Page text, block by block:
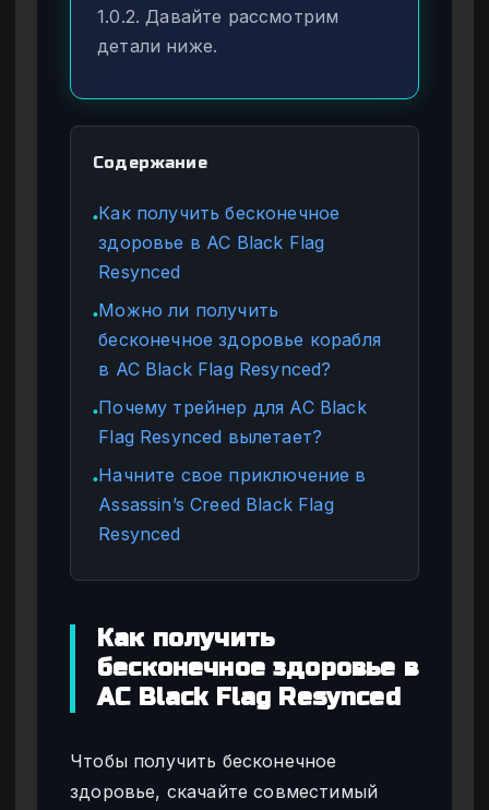
1.0.2. Давайте рассмотрим
детали ниже.
Содержание
●Как получить бесконечное
здоровье в AC Black Flag
Resynced
●Можно ли получить
бесконечное здоровье корабля
в AC Black Flag Resynced?
●Почему трейнер для AC Black
Flag Resynced вылетает?
●Начните свое приключение в
Assassin’s Creed Black Flag
Resynced
Как получить
бесконечное здоровье в
AC Black Flag Resynced
Чтобы получить бесконечное
здоровье, скачайте совместимый